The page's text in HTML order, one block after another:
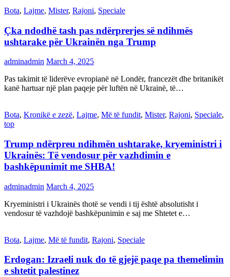
Bota, Lajme, Mister, Rajoni, Speciale
Çka ndodhë tash pas ndërprerjes së ndihmës
ushtarake për Ukrainën nga Trump
adminadmin March 4, 2025
Pas takimit të liderëve evropianë në Londër, francezët dhe britanikët
kanë hartuar një plan paqeje për luftën në Ukrainë, të…
Bota, Kronikë e zezë, Lajme, Më të fundit, Mister, Rajoni, Speciale,
top
Trump ndërpreu ndihmën ushtarake, kryeministri i
Ukrainës: Të vendosur për vazhdimin e
bashkëpunimit me SHBA!
adminadmin March 4, 2025
Kryeministri i Ukrainës thotë se vendi i tij është absolutisht i
vendosur të vazhdojë bashkëpunimin e saj me Shtetet e…
Bota, Lajme, Më të fundit, Rajoni, Speciale
Erdogan: Izraeli nuk do të gjejë paqe pa themelimin
e shtetit palestinez